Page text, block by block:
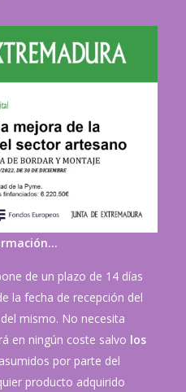
de un plazo de 14 días
la fecha de recepción del
mismo. No necesita
en ningún coste salvo los
por parte del
producto adquirido